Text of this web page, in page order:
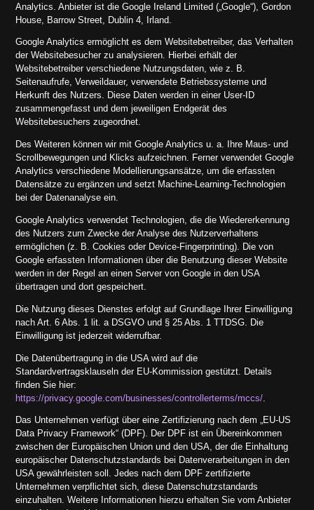
Analytics. Anbieter ist die Google Ireland Limited („Google“), Gordon
House, Barrow Street, Dublin 4, Irland.
Google Analytics ermöglicht es dem Websitebetreiber, das Verhalten
der Websitebesucher zu analysieren. Hierbei erhält der
Websitebetreiber verschiedene Nutzungsdaten, wie z. B.
Seitenaufrufe, Verweildauer, verwendete Betriebssysteme und
Herkunft des Nutzers. Diese Daten werden in einer User-ID
zusammengefasst und dem jeweiligen Endgerät des
Websitebesuchers zugeordnet.
Des Weiteren können wir mit Google Analytics u. a. Ihre Maus- und
Scrollbewegungen und Klicks aufzeichnen. Ferner verwendet Google
Analytics verschiedene Modellierungsansätze, um die erfassten
Datensätze zu ergänzen und setzt Machine-Learning-Technologien
bei der Datenanalyse ein.
Google Analytics verwendet Technologien, die die Wiedererkennung
des Nutzers zum Zwecke der Analyse des Nutzerverhaltens
ermöglichen (z. B. Cookies oder Device-Fingerprinting). Die von
Google erfassten Informationen über die Benutzung dieser Website
werden in der Regel an einen Server von Google in den USA
übertragen und dort gespeichert.
Die Nutzung dieses Dienstes erfolgt auf Grundlage Ihrer Einwilligung
nach Art. 6 Abs. 1 lit. a DSGVO und § 25 Abs. 1 TTDSG. Die
Einwilligung ist jederzeit widerrufbar.
Die Datenübertragung in die USA wird auf die
Standardvertragsklauseln der EU-Kommission gestützt. Details
finden Sie hier:
https://privacy.google.com/businesses/controllerterms/mccs/
Das Unternehmen verfügt über eine Zertifizierung nach dem „EU-US
Data Privacy Framework“ (DPF). Der DPF ist ein Übereinkommen
zwischen der Europäischen Union und den USA, der die Einhaltung
europäischer Datenschutzstandards bei Datenverarbeitungen in den
USA gewährleisten soll. Jedes nach dem DPF zertifizierte
Unternehmen verpflichtet sich, diese Datenschutzstandards
einzuhalten. Weitere Informationen hierzu erhalten Sie vom Anbieter